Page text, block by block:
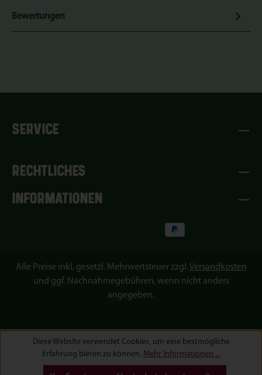
Bewertungen
SERVICE
RECHTLICHES
INFORMATIONEN
Alle Preise inkl. gesetzl. Mehrwertsteuer zzgl. Versandkosten
und ggf. Nachnahmegebühren, wenn nicht anders
angegeben.
Diese Website verwendet Cookies, um eine bestmögliche
Erfahrung bieten zu können. Mehr Informationen ...